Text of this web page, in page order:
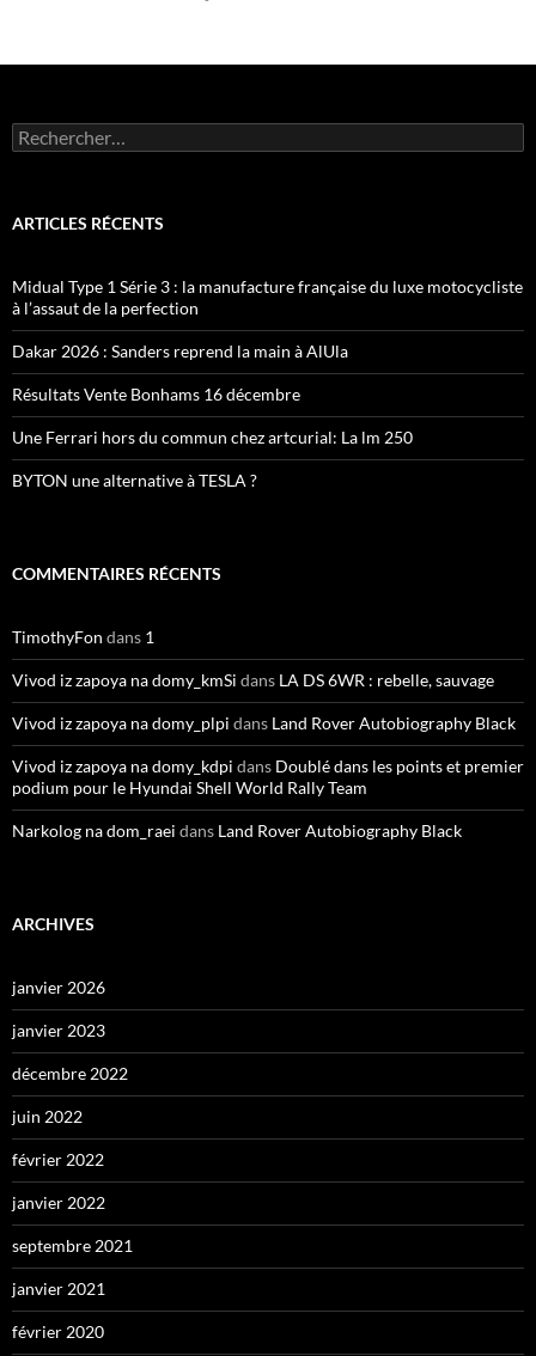
Rechercher :
ARTICLES RÉCENTS
Midual Type 1 Série 3 : la manufacture française du luxe motocycliste
à l’assaut de la perfection
Dakar 2026 : Sanders reprend la main à AlUla
Résultats Vente Bonhams 16 décembre
Une Ferrari hors du commun chez artcurial: La lm 250
BYTON une alternative à TESLA ?
COMMENTAIRES RÉCENTS
TimothyFon dans 1
Vivod iz zapoya na domy_kmSi dans LA DS 6WR : rebelle, sauvage
Vivod iz zapoya na domy_plpi dans Land Rover Autobiography Black
Vivod iz zapoya na domy_kdpi dans Doublé dans les points et premier
podium pour le Hyundai Shell World Rally Team
Narkolog na dom_raei dans Land Rover Autobiography Black
ARCHIVES
janvier 2026
janvier 2023
décembre 2022
juin 2022
février 2022
janvier 2022
septembre 2021
janvier 2021
février 2020